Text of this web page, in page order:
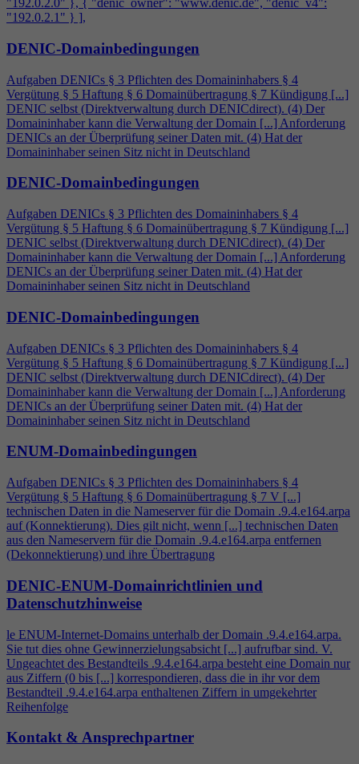
"192.0.2.0" }, { "denic_owner": "www.denic.de", "denic_v4":
"192.0.2.1" } ],
DENIC-Domainbedingungen
Aufgaben DENICs § 3 Pflichten des Domaininhabers § 4
Vergütung § 5 Haftung § 6 Domainübertragung § 7 Kündigung [...]
DENIC selbst (Direktverwaltung durch DENICdirect). (4) Der
Domaininhaber kann die Verwaltung der Domain [...] Anforderung
DENICs an der Überprüfung seiner Daten mit. (4) Hat der
Domaininhaber seinen Sitz nicht in Deutschland
DENIC-Domainbedingungen
Aufgaben DENICs § 3 Pflichten des Domaininhabers § 4
Vergütung § 5 Haftung § 6 Domainübertragung § 7 Kündigung [...]
DENIC selbst (Direktverwaltung durch DENICdirect). (4) Der
Domaininhaber kann die Verwaltung der Domain [...] Anforderung
DENICs an der Überprüfung seiner Daten mit. (4) Hat der
Domaininhaber seinen Sitz nicht in Deutschland
DENIC-Domainbedingungen
Aufgaben DENICs § 3 Pflichten des Domaininhabers § 4
Vergütung § 5 Haftung § 6 Domainübertragung § 7 Kündigung [...]
DENIC selbst (Direktverwaltung durch DENICdirect). (4) Der
Domaininhaber kann die Verwaltung der Domain [...] Anforderung
DENICs an der Überprüfung seiner Daten mit. (4) Hat der
Domaininhaber seinen Sitz nicht in Deutschland
ENUM-Domainbedingungen
Aufgaben DENICs § 3 Pflichten des Domaininhabers § 4
Vergütung § 5 Haftung § 6 Domainübertragung § 7 V [...]
technischen Daten in die Nameserver für die Domain .9.4.e164.arpa
auf (Konnektierung). Dies gilt nicht, wenn [...] technischen Daten
aus den Nameservern für die Domain .9.4.e164.arpa entfernen
(Dekonnektierung) und ihre Übertragung
DENIC-ENUM-Domainrichtlinien und
Datenschutzhinweise
le ENUM-Internet-Domains unterhalb der Domain .9.4.e164.arpa.
Sie tut dies ohne Gewinnerzielungsabsicht [...] aufrufbar sind. V.
Ungeachtet des Bestandteils .9.4.e164.arpa besteht eine Domain nur
aus Ziffern (0 bis [...] korrespondieren, dass die in ihr vor dem
Bestandteil .9.4.e164.arpa enthaltenen Ziffern in umgekehrter
Reihenfolge
Kontakt & Ansprechpartner